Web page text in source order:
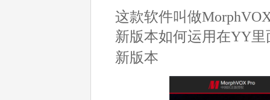
这款软件叫做
新版本如何运用在YY
新版本